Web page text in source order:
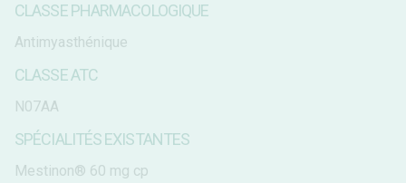
CLASSE PHARMACOLOGIQUE
Antimyasthénique
CLASSE ATC
N07AA
SPÉCIALITÉS EXISTANTES
Mestinon® 60 mg cp